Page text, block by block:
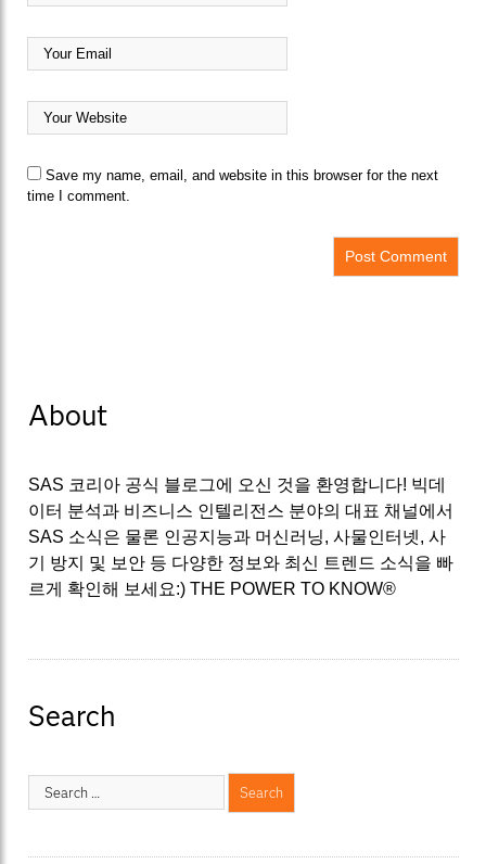
Save my name, email, and website in this browser for the next
time I comment.
About
SAS 코리아 공식 블로그에 오신 것을 환영합니다! 빅데
이터 분석과 비즈니스 인텔리전스 분야의 대표 채널에서
SAS 소식은 물론 인공지능과 머신러닝, 사물인터넷, 사
기 방지 및 보안 등 다양한 정보와 최신 트렌드 소식을 빠
르게 확인해 보세요:) THE POWER TO KNOW®
Search